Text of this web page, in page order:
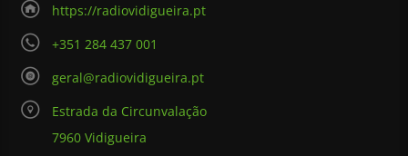
https://radiovidigueira.pt
+351 284 437 001
geral@radiovidigueira.pt
Estrada da Circunvalação
7960 Vidigueira